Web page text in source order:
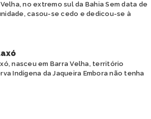
no extremo sul da Bahia Sem data de
casou-se cedo e dedicou-se à
nasceu em Barra Velha, território
Indígena da Jaqueira Embora não tenha